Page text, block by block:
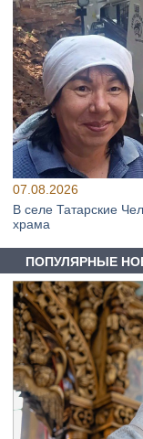
07.08.2026
В селе Татарские
храма
ПОПУЛЯРНЫЕ